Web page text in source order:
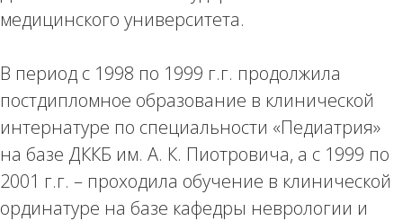
медицинского университета.
В период с 1998 по 1999 г.г. продолжила
постдипломное образование в клинической
интернатуре по специальности «Педиатрия»
на базе ДККБ им. А. К. Пиотровича, а с 1999 по
2001 г.г. – проходила обучение в клинической
ординатуре на базе кафедры неврологии и